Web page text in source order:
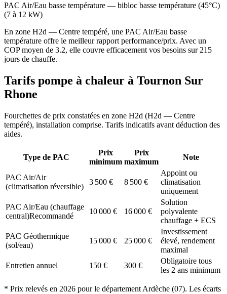
PAC Air/Eau basse température — bibloc basse température (45°C)
(7 à 12 kW)
En zone H2d — Centre tempéré, une PAC Air/Eau basse
température offre le meilleur rapport performance/prix. Avec un
COP moyen de 3.2, elle couvre efficacement vos besoins sur 215
jours de chauffe.
Tarifs pompe à chaleur à Tournon Sur
Rhone
Fourchettes de prix constatées en zone H2d (H2d — Centre
tempéré), installation comprise. Tarifs indicatifs avant déduction des
aides.
Type de PAC
Prix
minimum
Prix
maximum
Note
PAC Air/Air
(climatisation réversible)
3 500 € 8 500 €
Appoint ou
climatisation
uniquement
PAC Air/Eau (chauffage
central)Recommandé
10 000 € 16 000 €
Solution
polyvalente
chauffage + ECS
PAC Géothermique
(sol/eau)
15 000 € 25 000 €
Investissement
élevé, rendement
maximal
Entretien annuel
150 € 300 €
Obligatoire tous
les 2 ans minimum
* Prix relevés en 2026 pour le département Ardèche (07). Les écarts